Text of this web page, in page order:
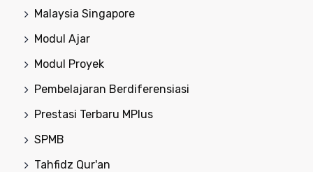
Malaysia Singapore
Modul Ajar
Modul Proyek
Pembelajaran Berdiferensiasi
Prestasi Terbaru MPlus
SPMB
Tahfidz Qur'an